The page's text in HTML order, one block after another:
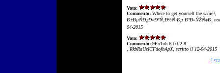
Voto:
Commento: Where to get yourself the same?,
Ð±ÐµÑÐ¿Ð»Ð°Ñ‚Ð½Ñ‹Ðµ ÐºÐ»ÑŽÑ‡Ð¸
04-2015
Voto:
Commento: 9Fo1ub 6.txt;2;8
, RkbRaUzICFdojbApX, scritto il 12-04-2015